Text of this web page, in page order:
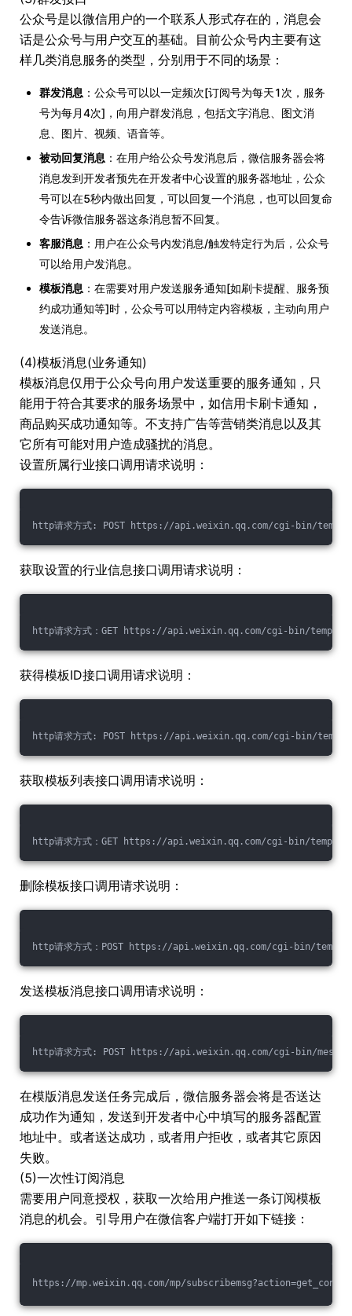
公众号是以微信用户的一个联系人形式存在的，消息会
话是公众号与用户交互的基础。目前公众号内主要有这
样几类消息服务的类型，分别用于不同的场景：
群发消息 ：公众号可以以一定频次[订阅号为每天1次，服务
号为每月4次]，向用户群发消息，包括文字消息、图文消
息、图片、视频、语音等。
被动回复消息 ：在用户给公众号发消息后，微信服务器会将
消息发到开发者预先在开发者中心设置的服务器地址，公众
号可以在5秒内做出回复，可以回复一个消息，也可以回复命
令告诉微信服务器这条消息暂不回复。
客服消息 ：用户在公众号内发消息/触发特定行为后，公众号
可以给用户发消息。
模板消息 ：在需要对用户发送服务通知[如刷卡提醒、服务预
约成功通知等]时，公众号可以用特定内容模板，主动向用户
发送消息。
(4)模板消息(业务通知)
模板消息仅用于公众号向用户发送重要的服务通知，只
能用于符合其要求的服务场景中，如信用卡刷卡通知，
商品购买成功通知等。不支持广告等营销类消息以及其
它所有可能对用户造成骚扰的消息。
设置所属行业接口调用请求说明：
http请求方式: POST https://api.weixin.qq.com/cgi-bin/
获取设置的行业信息接口调用请求说明：
http请求方式：GET https://api.weixin.qq.com/cgi-bin/template/
获得模板ID接口调用请求说明：
http请求方式: POST https://api.weixin.qq.com/cgi-bin/template/
获取模板列表接口调用请求说明：
http请求方式：GET https://api.weixin.qq.com/cgi-bin/template/
删除模板接口调用请求说明：
http请求方式：POST https://api.weixin.qq.com/cgi-bin/
发送模板消息接口调用请求说明：
http请求方式: POST https://api.weixin.qq.com/cgi-bin/message/
在模版消息发送任务完成后，微信服务器会将是否送达
成功作为通知，发送到开发者中心中填写的服务器配置
地址中。或者送达成功，或者用户拒收，或者其它原因
失败。
(5)一次性订阅消息
需要用户同意授权，获取一次给用户推送一条订阅模板
消息的机会。引导用户在微信客户端打开如下链接：
https://mp.weixin.qq.com/mp/